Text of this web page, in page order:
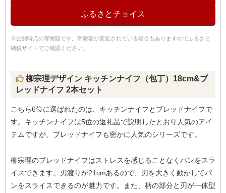
ふるさとチョイス
※公開時点の寄附額です。寄附額が変更されている場合もありますのでふるさと
納税サイトでご確認ください。
柳宗理デザイン キッチンナイフ（包丁）18cm&ブ
レッドナイフ 2本セット
こちら6位に選ばれたのは、キッチンナイフとブレッドナイフで
す。キッチンナイフは5位の返礼品で説明したとおり人気のアイ
テムですが、ブレッドナイフも密かに人気のシリーズです。
柳宗理のブレッドナイフはストレスを感じることなくパンをスラ
イスできます。刃渡りが21cmあるので、刃を大きく動かしてパ
ンをスライスできるのが魅力です。また、柄の部分と刃が一体型